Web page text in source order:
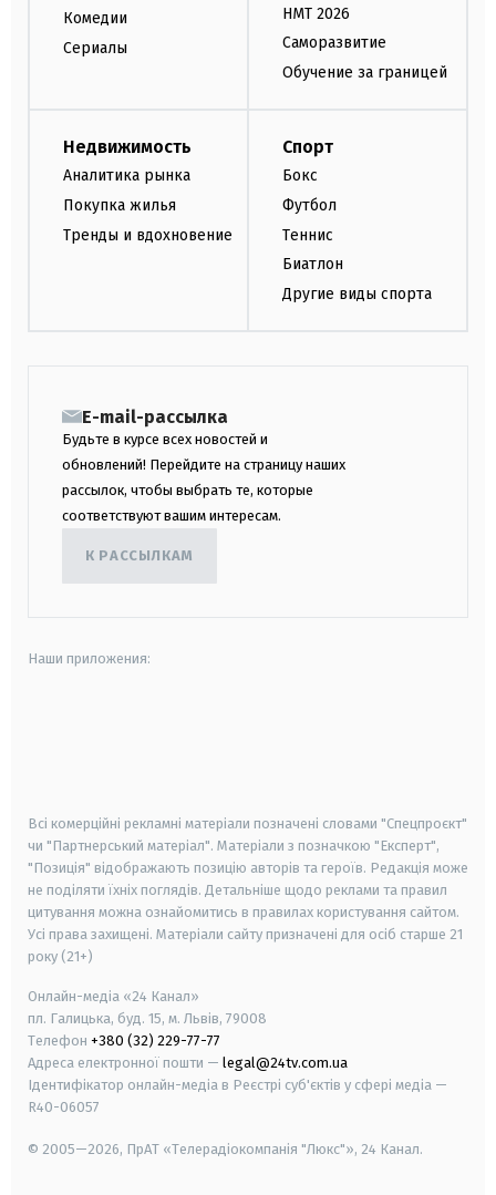
Комедии
Сериалы
НМТ 2026
Саморазвитие
Обучение за границей
Недвижимость
Аналитика рынка
Покупка жилья
Тренды и вдохновение
Спорт
Бокс
Футбол
Теннис
Биатлон
Другие виды спорта
E-mail-рассылка
Будьте в курсе всех новостей и
обновлений! Перейдите на страницу наших
рассылок, чтобы выбрать те, которые
соответствуют вашим интересам.
К РАССЫЛКАМ
Наши приложения:
Всі комерційні рекламні матеріали позначені словами "Спецпроєкт"
чи "Партнерський матеріал". Матеріали з позначкою "Експерт",
"Позиція" відображають позицію авторів та героїв. Редакція може
не поділяти їхніх поглядів. Детальніше щодо реклами та правил
цитування можна ознайомитись в правилах користування сайтом.
Усі права захищені. Матеріали сайту призначені для осіб старше 21
року (21+)
Онлайн-медіа «24 Канал»
пл. Галицька, буд. 15, м. Львів, 79008
Телефон +380 (32) 229-77-77
Адреса електронної пошти — legal@24tv.com.ua
Ідентифікатор онлайн-медіа в Реєстрі суб'єктів у сфері медіа —
R40-06057
© 2005—2026, ПрАТ «Телерадіокомпанія "Люкс"», 24 Канал.